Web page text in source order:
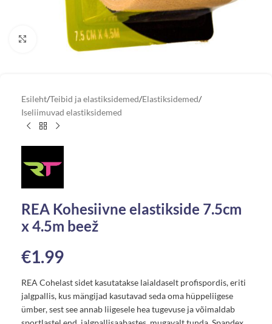
Vaata suuremat pilti
Esileht/Teibid ja elastiksidemed/Elastiksidemed/
Iseliimuvad elastiksidemed
REA Kohesiivne elastikside 7.5cm
x 4.5m beež
€1.99
REA Cohelast sidet kasutatakse laialdaselt profispordis, eriti
jalgpallis, kus mängijad kasutavad seda oma hüppeliigese
ümber, sest see annab liigesele hea tugevuse ja võimaldab